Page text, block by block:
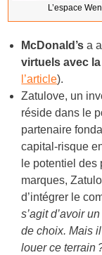
L’espace
McDonald’s a
virtuels avec
l’article).
Zatulove, un
réside dans le
partenaire
capital-risque
le potentiel des
marques,
d’intégrer le
s’agit d’avoir
de choix. Mais
louer ce terrain